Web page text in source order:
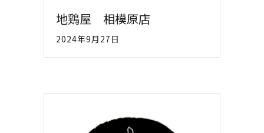
地鶏屋 相模原店
2024年9月27日